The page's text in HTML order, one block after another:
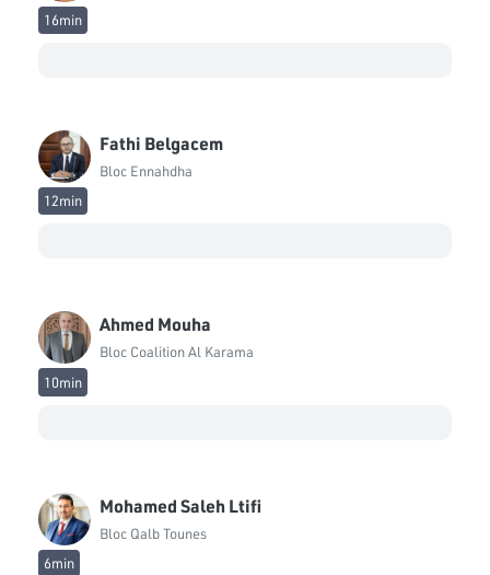
16min
Fathi Belgacem
Bloc Ennahdha
12min
Ahmed Mouha
Bloc Coalition Al Karama
10min
Mohamed Saleh Ltifi
Bloc Qalb Tounes
6min
Fakhereedine Chabchoub
Ghazi Karoui
Bloc Qalb Tounes
Hatem Mliki
Indépendant